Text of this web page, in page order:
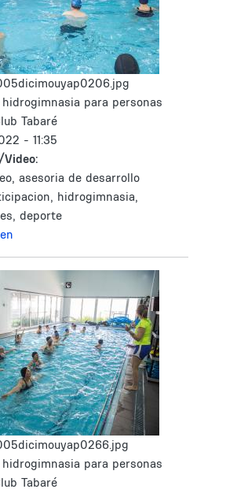
para personas
Tabaré
- 11:35
asesoria de desarrollo
hidrogimnasia,
deporte
para personas
Tabaré